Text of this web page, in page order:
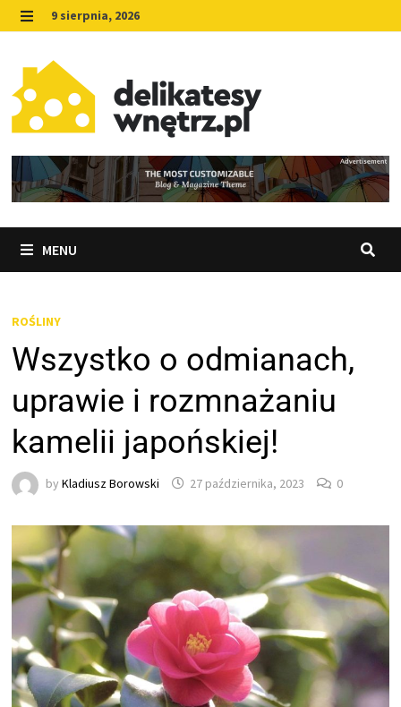
Skip
to
content
MENU
9 sierpnia, 2026
MENU
ROŚLINY
Wszystko o odmianach,
uprawie i rozmnażaniu
kamelii japońskiej!
byKladiusz Borowski 27 października, 2023 0